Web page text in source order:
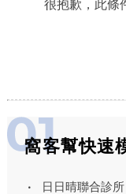
很抱歉，此條
窩客幫快速
日日晴聯合診所